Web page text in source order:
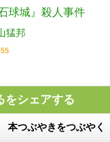
石球城』殺人事件
猛邦
をシェアする
本つぶやきをつぶやく